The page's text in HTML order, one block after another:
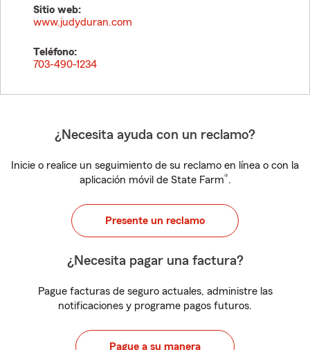
Sitio web:
www.judyduran.com
Teléfono:
703-490-1234
¿Necesita ayuda con un reclamo?
Inicie o realice un seguimiento de su reclamo en línea o con la
aplicación móvil de State Farm®.
Presente un reclamo
¿Necesita pagar una factura?
Pague facturas de seguro actuales, administre las
notificaciones y programe pagos futuros.
Pague a su manera